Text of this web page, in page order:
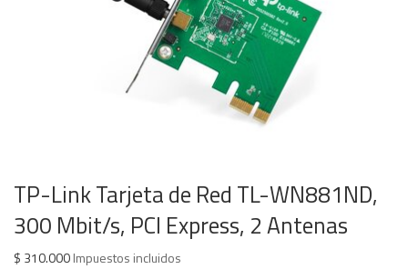
TP-Link Tarjeta de Red TL-WN881ND,
300 Mbit/s, PCI Express, 2 Antenas
$ 310.000Impuestos incluidos